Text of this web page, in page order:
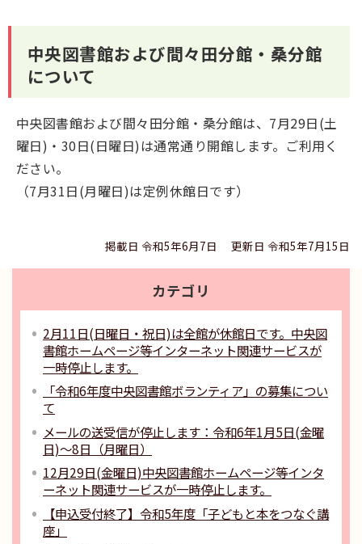
中央図書館および間々田分館・桑分館
について
中央図書館および間々田分館・桑分館は、7月29日(土
曜日)・30日(日曜日)は通常通り開館します。ご利用く
ださい。
（7月31日(月曜日)は定例休館日です）
掲載日 令和5年6月7日 更新日 令和5年7月15日
カテゴリ
2月11日(日曜日・祝日)は全館が休館日です。中央図
書館ホームページ等インターネット関連サービスが
一時停止します。
「令和6年度中央図書館ボランティア」の募集につい
て
メールの送受信が停止します：令和6年1月5日(金曜
日)～8日（月曜日）
12月29日(金曜日)中央図書館ホームページ等インタ
ーネット関連サービスが一時停止します。
【申込受付終了】令和5年度「子どもと本をつなぐ講
座」